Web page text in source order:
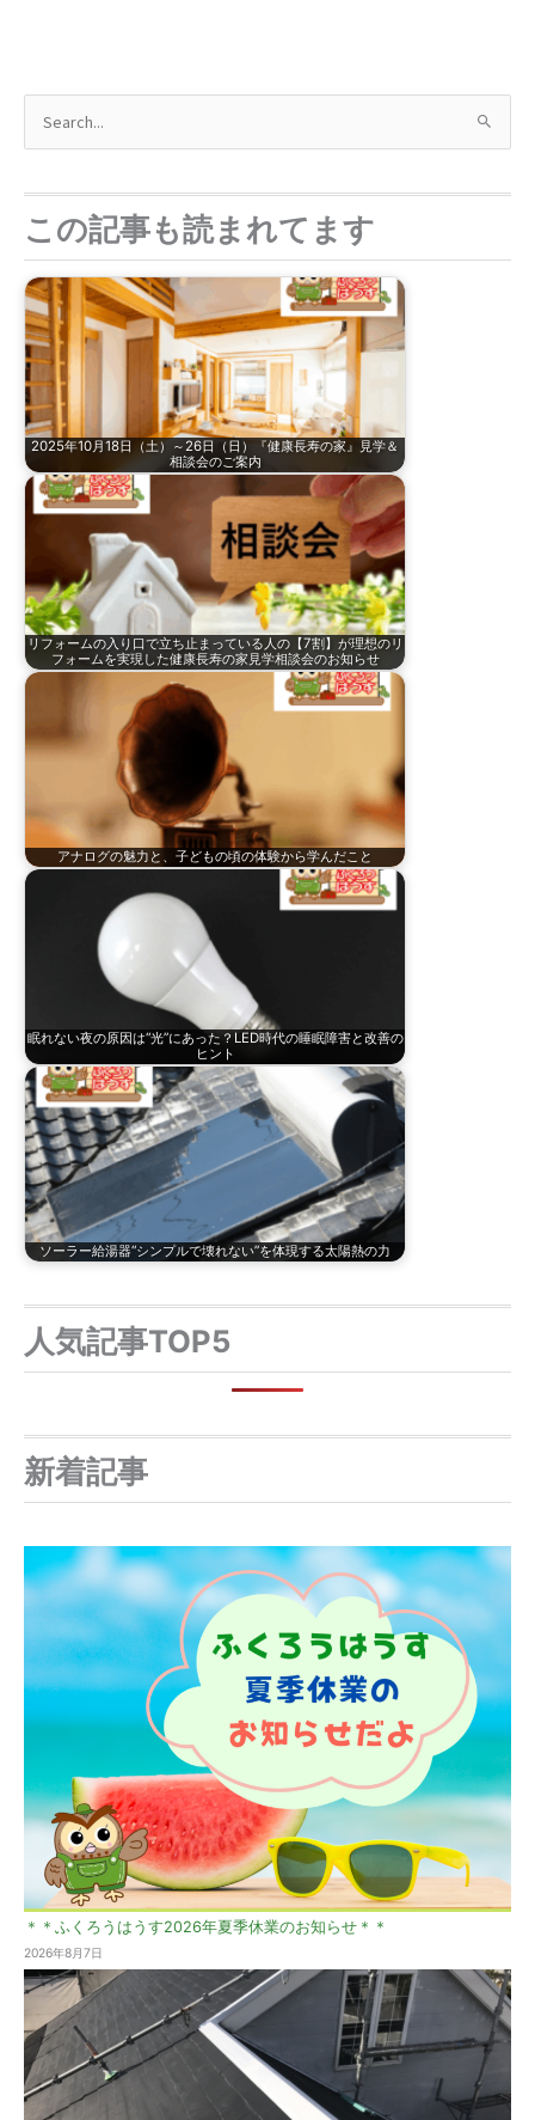
象
この記事も読まれてます
2025年10月18日（土）～26日（日）『健康長寿の家』見学＆
相談会のご案内
リフォームの入り口で立ち止まっている人の【7割】が理想のリ
フォームを実現した健康長寿の家見学相談会のお知らせ
アナログの魅力と、子どもの頃の体験から学んだこと
眠れない夜の原因は“光”にあった？LED時代の睡眠障害と改善の
ヒント
ソーラー給湯器“シンプルで壊れない”を体現する太陽熱の力
人気記事TOP5
新着記事
＊＊ふくろうはうす2026年夏季休業のお知らせ＊＊
2026年8月7日